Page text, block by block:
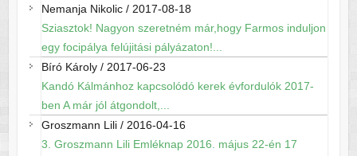
Nemanja Nikolic/ 2017-08-18
Sziasztok! Nagyon szeretném már,hogy Farmos induljon
egy focipálya felújitási pályázaton!...
Bíró Károly/ 2017-06-23
Kandó Kálmánhoz kapcsolódó kerek évfordulók 2017-
ben A már jól átgondolt,...
Groszmann Lili/ 2016-04-16
3. Groszmann Lili Emléknap 2016. május 22-én 17